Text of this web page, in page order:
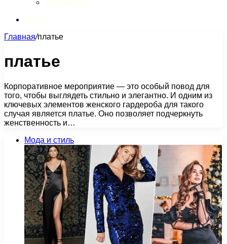
Главная/платье
платье
Корпоративное мероприятие — это особый повод для
того, чтобы выглядеть стильно и элегантно. И одним из
ключевых элементов женского гардероба для такого
случая является платье. Оно позволяет подчеркнуть
женственность и…
Мода и стиль